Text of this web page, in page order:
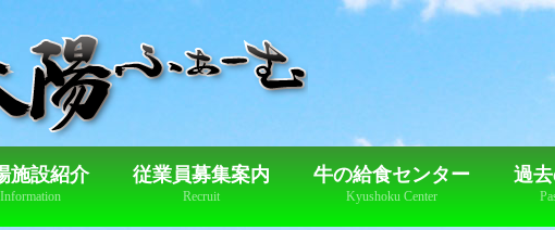
施設紹介
Information
従業員募集案内
Recruit
牛の給食センター
Kyushoku Center
過